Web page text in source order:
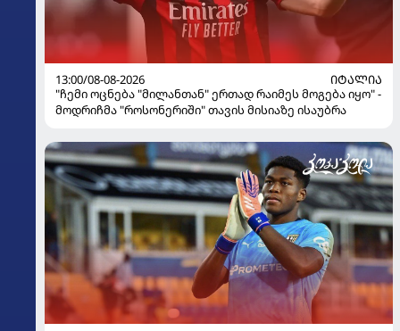
13:00/08-08-2026
ᲘᲢᲐᲚᲘᲐ
"ჩემი ოცნება "მილანთან" ერთად რაიმეს მოგება იყო" -
მოდრიჩმა "როსონერიში" თავის მისიაზე ისაუბრა